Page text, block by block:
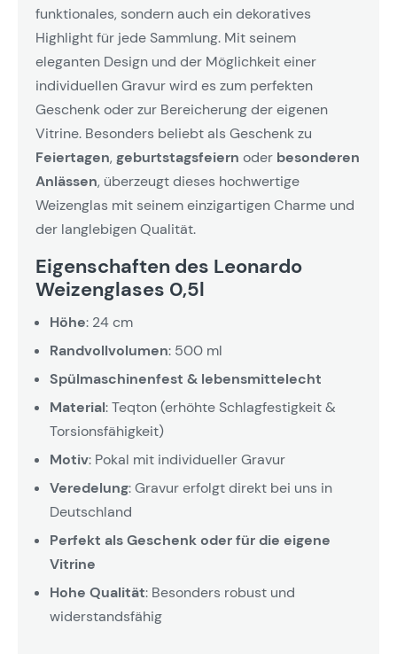
funktionales, sondern auch ein dekoratives
Highlight für jede Sammlung. Mit seinem
eleganten Design und der Möglichkeit einer
individuellen Gravur wird es zum perfekten
Geschenk oder zur Bereicherung der eigenen
Vitrine. Besonders beliebt als Geschenk zu
Feiertagen, geburtstagsfeiern oder besonderen
Anlässen, überzeugt dieses hochwertige
Weizenglas mit seinem einzigartigen Charme und
der langlebigen Qualität.
Eigenschaften des Leonardo
Weizenglases 0,5l
Höhe: 24 cm
Randvollvolumen: 500 ml
Spülmaschinenfest & lebensmittelecht
Material: Teqton (erhöhte Schlagfestigkeit &
Torsionsfähigkeit)
Motiv: Pokal mit individueller Gravur
Veredelung: Gravur erfolgt direkt bei uns in
Deutschland
Perfekt als Geschenk oder für die eigene
Vitrine
Hohe Qualität: Besonders robust und
widerstandsfähig